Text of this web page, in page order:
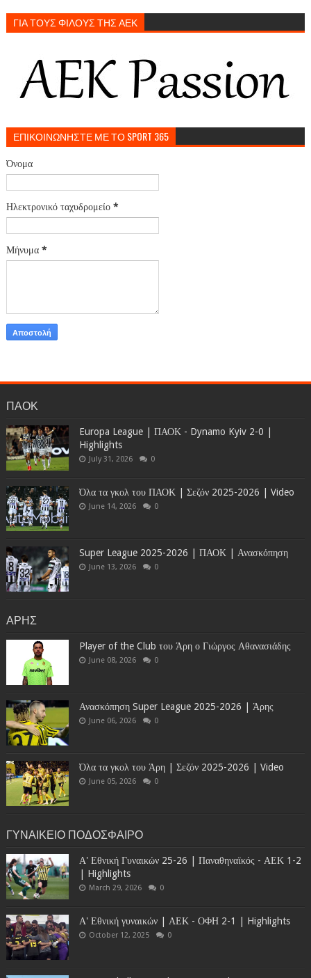
ΓΙΑ ΤΟΥΣ ΦΙΛΟΥΣ ΤΗΣ ΑΕΚ
ΕΠΙΚΟΙΝΩΝΗΣΤΕ ΜΕ ΤΟ SPORT 365
Όνομα
Ηλεκτρονικό ταχυδρομείο *
Μήνυμα *
ΠΑΟΚ
Europa League | ΠΑΟΚ - Dynamo Kyiv 2-0 |
Highlights
July 31, 2026 0
Όλα τα γκολ του ΠΑΟΚ | Σεζόν 2025-2026 | Video
June 14, 2026 0
Super League 2025-2026 | ΠΑΟΚ | Ανασκόπηση
June 13, 2026 0
ΑΡΗΣ
Player of the Club του Άρη ο Γιώργος Αθανασιάδης
June 08, 2026 0
Ανασκόπηση Super League 2025-2026 | Άρης
June 06, 2026 0
Όλα τα γκολ του Άρη | Σεζόν 2025-2026 | Video
June 05, 2026 0
ΓΥΝΑΙΚΕΙΟ ΠΟΔΟΣΦΑΙΡΟ
Α' Εθνική Γυναικών 25-26 | Παναθηναϊκός - ΑΕΚ 1-2
| Highlights
March 29, 2026 0
Α' Εθνική γυναικών | ΑΕΚ - ΟΦΗ 2-1 | Highlights
October 12, 2025 0